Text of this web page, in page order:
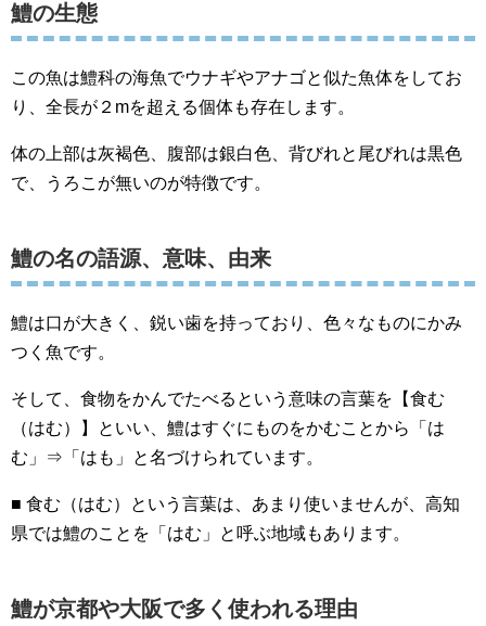
鱧の生態
この魚は鱧科の海魚でウナギやアナゴと似た魚体をしてお
り、全長が２mを超える個体も存在します。
体の上部は灰褐色、腹部は銀白色、背びれと尾びれは黒色
で、うろこが無いのが特徴です。
鱧の名の語源、意味、由来
鱧は口が大きく、鋭い歯を持っており、色々なものにかみ
つく魚です。
そして、食物をかんでたべるという意味の言葉を【食む
（はむ）】といい、鱧はすぐにものをかむことから「は
む」⇒「はも」と名づけられています。
■ 食む（はむ）という言葉は、あまり使いませんが、高知
県では鱧のことを「はむ」と呼ぶ地域もあります。
鱧が京都や大阪で多く使われる理由